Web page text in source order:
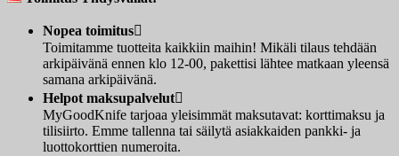
Nopea toimitus
Toimitamme tuotteita kaikkiin maihin! Mikäli tilaus tehdään
arkipäivänä ennen klo 12-00, pakettisi lähtee matkaan yleensä
samana arkipäivänä.
Helpot maksupalvelut
MyGoodKnife tarjoaa yleisimmät maksutavat: korttimaksu ja
tilisiirto. Emme tallenna tai säilytä asiakkaiden pankki- ja
luottokorttien numeroita.